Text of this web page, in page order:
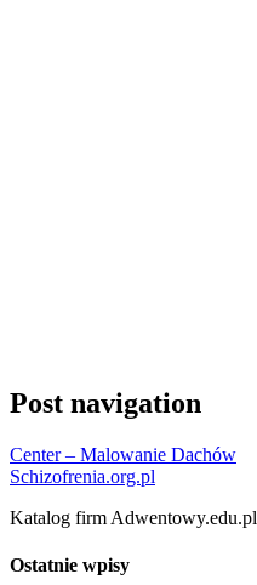
Post navigation
Center – Malowanie Dachów
Schizofrenia.org.pl
Katalog firm Adwentowy.edu.pl
Ostatnie wpisy